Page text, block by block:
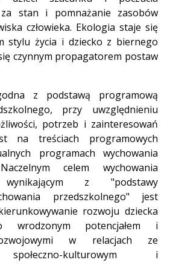
za stan i pomnażanie zasobów
człowieka. Ekologia staje się
stylu życia i dziecko z biernego
czynnym propagatorem postaw
z podstawą programową
przy uwzględnieniu
potrzeb i zainteresowań
na treściach programowych
programach wychowania
celem wychowania
wynikającym z "podstawy
przedszkolnego" jest
rozwoju dziecka
potencjałem i
w relacjach ze
kulturowym i